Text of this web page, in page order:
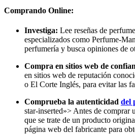
Comprando Online:
Investiga: Lee reseñas de
especializados como Perfume-
perfumería y busca opiniones de
Compra en sitios web de
en sitios web de reputación
o El Corte Inglés, para evitar las
Comprueba la autenticidad del
star-inserted»> Antes de comprar
que se trate de un producto
página web del fabricante para